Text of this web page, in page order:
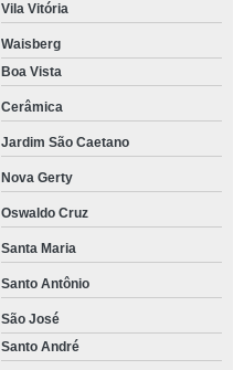
Vila Vitória
Waisberg
Boa Vista
Cerâmica
Jardim São Caetano
Nova Gerty
Oswaldo Cruz
Santa Maria
Santo Antônio
São José
Santo André